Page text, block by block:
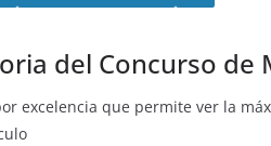
del Concurso de
excelencia que permite ver la